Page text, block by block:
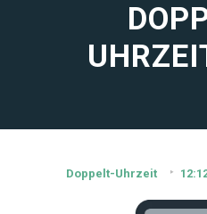
Doppelt-Uhrzeit